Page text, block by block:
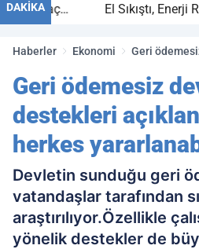
DAKİKA
maç
El Sıkıştı, Enerji
Haberler Ekonomi
Geri
Geri ödemesiz
destekleri
herkes
Devletin sunduğu geri
vatandaşlar tarafından
araştırılıyor.Özellikle
yönelik destekler de